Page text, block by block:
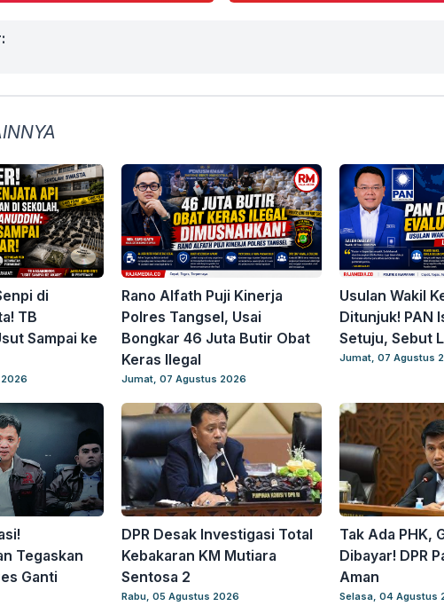
di
TB
Sampai ke
Rano Alfath Puji Kinerja
Polres Tangsel, Usai
Bongkar 46 Juta Butir Obat
Keras Ilegal
Jumat, 07 Agustus 2026
Usulan Wakil
Ditunjuk! PAN
Setuju, Sebut
Jumat, 07 Agustus
Tegaskan
Ganti
DPR Desak Investigasi Total
Kebakaran KM Mutiara
Sentosa 2
Rabu, 05 Agustus 2026
Tak Ada PHK,
Dibayar! DPR
Aman
Selasa, 04 Agustus